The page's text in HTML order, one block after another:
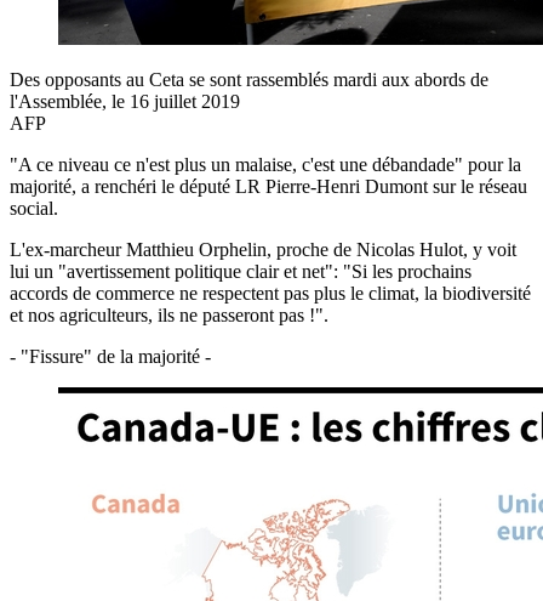
Des opposants au Ceta se sont rassemblés mardi aux abords de
l'Assemblée, le 16 juillet 2019
AFP
"A ce niveau ce n'est plus un malaise, c'est une débandade" pour la
majorité, a renchéri le député LR Pierre-Henri Dumont sur le réseau
social.
L'ex-marcheur Matthieu Orphelin, proche de Nicolas Hulot, y voit
lui un "avertissement politique clair et net": "Si les prochains
accords de commerce ne respectent pas plus le climat, la biodiversité
et nos agriculteurs, ils ne passeront pas !".
- "Fissure" de la majorité -